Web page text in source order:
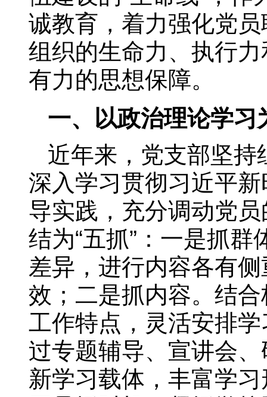
诚教育，着力强化党
组织的生命力、执行
有力的思想保障。
一、以政治理论学
近年来，党支部坚
深入学习贯彻习近平
导实践，充分调动党
结为“五抓”：一是抓
差异，进行内容各有
效；二是抓内容。结
工作特点，灵活安排
过专题辅导、宣讲会
新学习载体，丰富学